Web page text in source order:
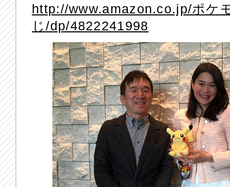
http://www.amazon.co.jp/ポケ
じ/dp/4822241998